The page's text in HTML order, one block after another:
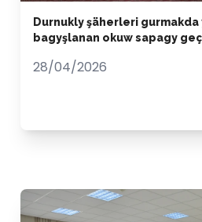
Durnukly şäherleri
bagyşlanan okuw sapagy
28/04/2026